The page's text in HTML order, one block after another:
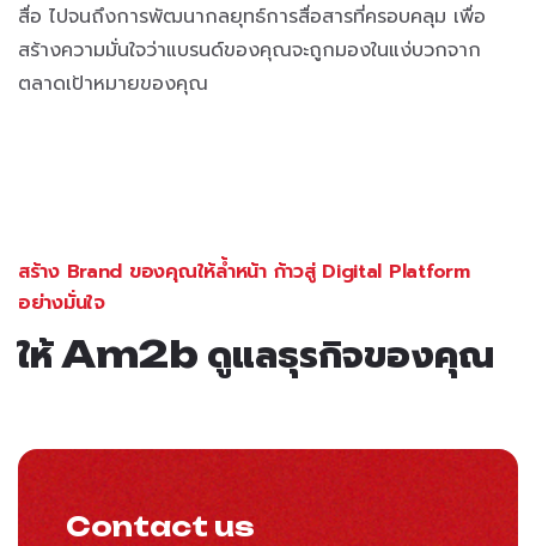
สื่อ ไปจนถึงการพัฒนากลยุทธ์การสื่อสารที่ครอบคลุม เพื่อ
สร้างความมั่นใจว่าแบรนด์ของคุณจะถูกมองในแง่บวกจาก
ตลาดเป้าหมายของคุณ
สร้าง Brand ของคุณให้ล้ำหน้า ก้าวสู่ Digital Platform
อย่างมั่นใจ
ให้ Am2b ดูแลธุรกิจของคุณ
Contact us